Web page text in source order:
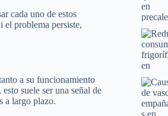
cada uno de estos
el problema persiste,
a su funcionamiento
suele ser una señal de
a largo plazo.